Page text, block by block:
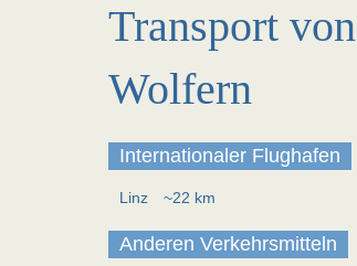
Transport von
Wolfern
Internationaler Flughafen
Linz ~22 km
Anderen Verkehrsmitteln